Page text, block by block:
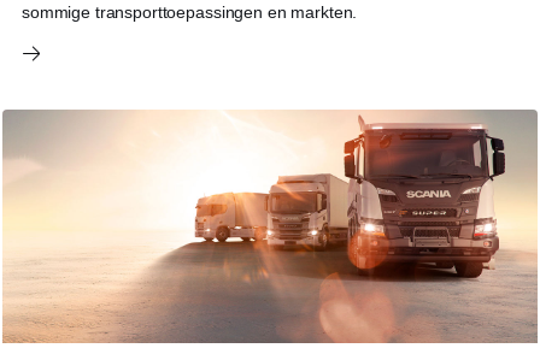
sommige transporttoepassingen en markten.